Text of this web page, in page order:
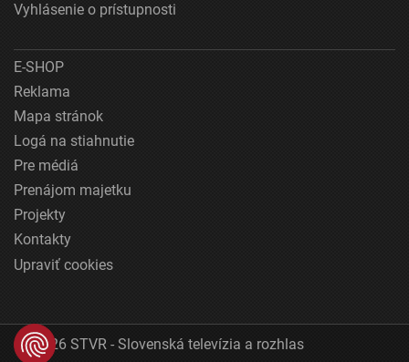
Vyhlásenie o prístupnosti
E-SHOP
Reklama
Mapa stránok
Logá na stiahnutie
Pre médiá
Prenájom majetku
Projekty
Kontakty
Upraviť cookies
© 2026 STVR - Slovenská televízia a rozhlas